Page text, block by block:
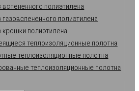
полиэтилена
полиэтилена
полиэтилена
теплоизоляционные полотна
теплоизоляционные полотна
теплоизоляционные полотна